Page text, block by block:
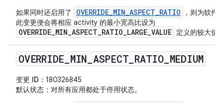
如果同时还启用了
OVERRIDE_MIN_ASPECT_RATIO
，则为软件
此变更便会将相应 activity 的最小宽高比设为
OVERRIDE_MIN_ASPECT_RATIO_LARGE_VALUE 定义的较大值
OVERRIDE MIN ASPECT RATIO_ MEDIUM
变更 ID ：180326845
默认状态 ：对所有应用都处于停用状态。